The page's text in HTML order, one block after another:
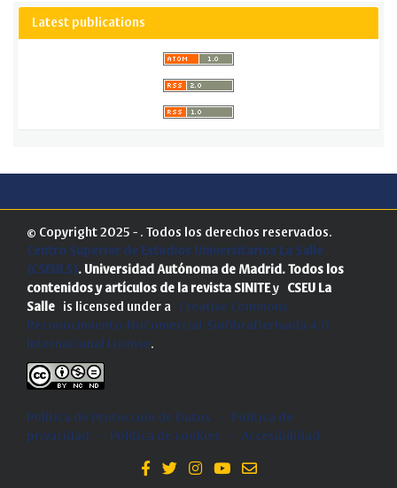
Latest publications
© Copyright 2025 - . Todos los derechos reservados.
Centro Superior de Estudios Universitarios La Salle
(CSEULS). Universidad Autónoma de Madrid. Todos los
contenidos y artículos de la revista SINITEy CSEU La
Salle is licensed under a Creative Commons
Reconocimiento-NoComercial-SinObraDerivada 4.0
Internacional License.
Política de Protección de Datos -
Politica de
privacidad
- Política de cookies - Accesibilidad